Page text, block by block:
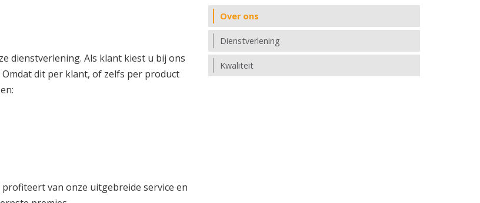
dienstverlening. Als klant kiest u bij ons
dit per klant, of zelfs per product
van onze uitgebreide service en
Over ons
Dienstverlening
Kwaliteit